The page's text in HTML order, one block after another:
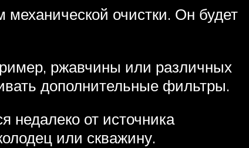
очистки. Он будет
ржавчины или различных
дополнительные фильтры.
недалеко от источника
или скважину.